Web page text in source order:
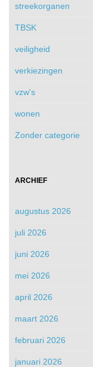
streekorganen
TBSK
veiligheid
verkiezingen
vzw's
wonen
Zonder categorie
ARCHIEF
augustus 2026
juli 2026
juni 2026
mei 2026
april 2026
maart 2026
februari 2026
januari 2026